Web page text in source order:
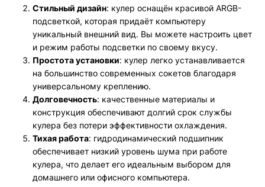
Стильный дизайн: кулер оснащён красивой ARGB-
подсветкой, которая придаёт компьютеру
уникальный внешний вид. Вы можете настроить цвет
и режим работы подсветки по своему вкусу.
Простота установки: кулер легко устанавливается
на большинство современных сокетов благодаря
универсальному креплению.
Долговечность: качественные материалы и
конструкция обеспечивают долгий срок службы
кулера без потери эффективности охлаждения.
Тихая работа: гидродинамический подшипник
обеспечивает низкий уровень шума при работе
кулера, что делает его идеальным выбором для
домашнего или офисного компьютера.